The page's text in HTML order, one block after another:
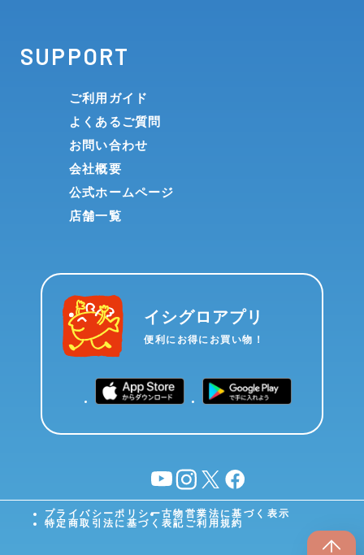
SUPPORT
ご利用ガイド
よくあるご質問
お問い合わせ
会社概要
公式ホームページ
店舗一覧
イシグロアプリ
便利にお得にお買い物！
YouTubeinstagram
X facebook
プライバシーポリシー古物営業法に基づく表示
特定商取引法に基づく表記 ご利用規約